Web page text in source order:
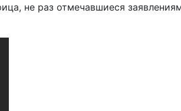
не раз отмечавшиеся